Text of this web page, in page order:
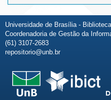
Universidade de Brasília -
Coordenadoria de Gestão da
(61) 3107-2683
repositorio@unb.br